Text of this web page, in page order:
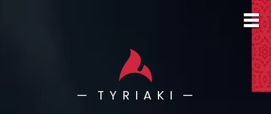
— T Y R I A K I —